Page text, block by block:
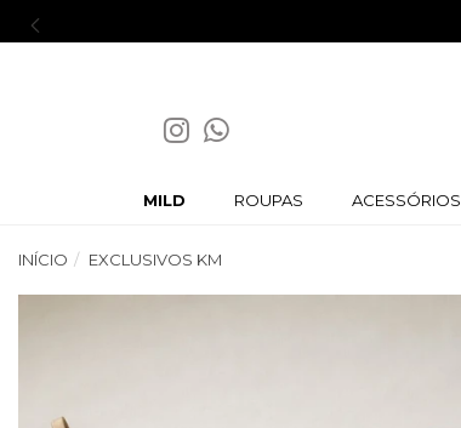
MILD ROUPAS ACESSÓRIOS
INÍCIO EXCLUSIVOS KM